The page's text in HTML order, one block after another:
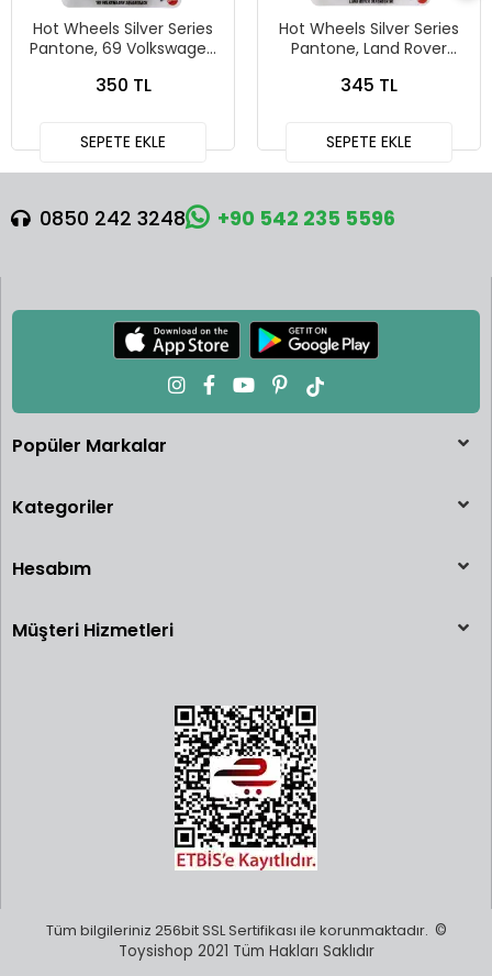
Hot Wheels Silver Series
Pantone, 69 Volkswagen
350 TL
SEPETE EKLE
Hot Wheels Silver Series
Pantone, Land Rover
345 TL
SEPETE EKLE
0850 242 3248 +90 542 235 5596
Popüler Markalar
Kategoriler
Hesabım
Müşteri Hizmetleri
Tüm bilgileriniz 256bit SSL Sertifikası ile korunmaktadır. ©
Toysishop 2021 Tüm Hakları Saklıdır